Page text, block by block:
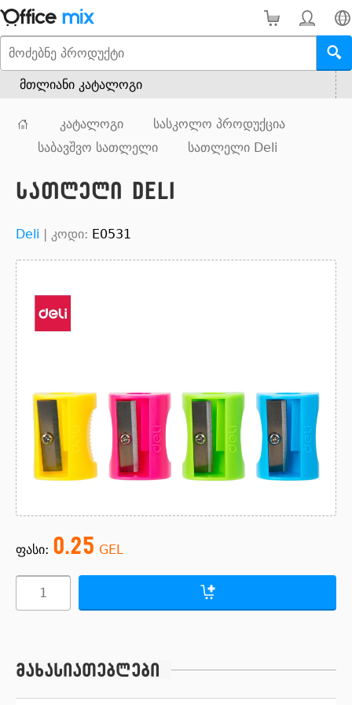
მთლიანი კატალოგი
კატალოგი
სასკოლო პროდუქცია
საბავშვო სათლელი
სათლელი Deli
სათლელი Deli
Deli | კოდი: E0531
ფასი: 0.25 GEL
მახასიათებლები